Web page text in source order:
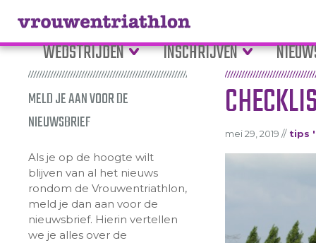
WEDSTRIJDEN INSCHRIJVEN
MELD JE AAN VOOR DE
NIEUWSBRIEF
Als je op de hoogte wilt
blijven van al het nieuws
rondom de Vrouwentriathlon,
meld je dan aan voor de
nieuwsbrief. Hierin vertellen
we je alles over de
mei 29, 2019 // tips